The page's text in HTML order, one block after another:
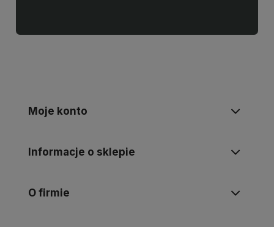
Moje konto
Informacje o sklepie
O firmie